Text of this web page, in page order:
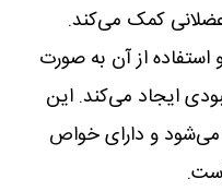
کمک می‌کند.
از آن به صورت
ایجاد می‌کند. این
می‌شود و دارای خواص